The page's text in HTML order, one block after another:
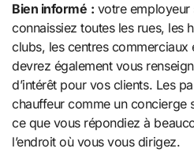
Bien informé : votre employeur
connaissiez toutes les rues, les
clubs, les centres commerciaux
devrez également vous
d’intérêt pour vos clients. Les
chauffeur comme un concierge
ce que vous répondiez à
l’endroit où vous vous dirigez.